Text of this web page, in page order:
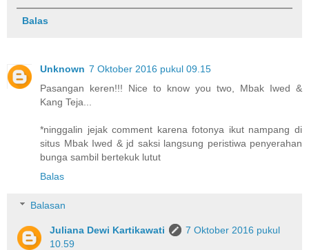
Balas
Unknown 7 Oktober 2016 pukul 09.15
Pasangan keren!!! Nice to know you two, Mbak Iwed &
Kang Teja...
*ninggalin jejak comment karena fotonya ikut nampang di
situs Mbak Iwed & jd saksi langsung peristiwa penyerahan
bunga sambil bertekuk lutut
Balas
Balasan
Juliana Dewi Kartikawati
7 Oktober 2016 pukul
10.59